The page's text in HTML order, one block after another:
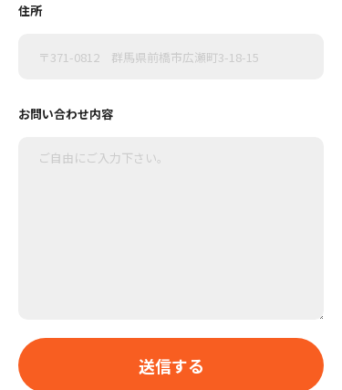
住所
お問い合わせ内容